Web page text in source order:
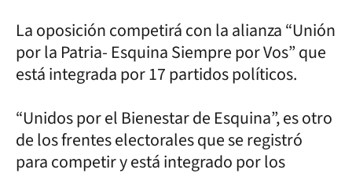
La oposición competirá con la alianza “Unión
por la Patria- Esquina Siempre por Vos” que
está integrada por 17 partidos políticos.
“Unidos por el Bienestar de Esquina”, es otro
de los frentes electorales que se registró
para competir y está integrado por los